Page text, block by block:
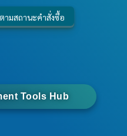
ามสถานะคำสั่งซื้อ
Tools Hub